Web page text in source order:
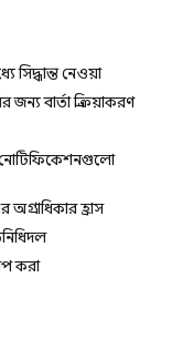
সিদ্ধান্ত নেওয়া
বার্তা প্রক্রিয়াকরণ
অগ্রাধিকার হ্রাস
করা